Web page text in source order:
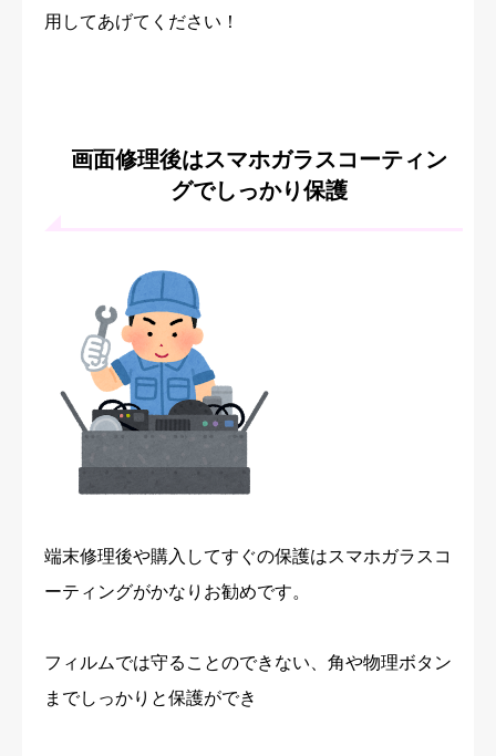
用してあげてください！
画面修理後はスマホガラスコーティン
グでしっかり保護
端末修理後や購入してすぐの保護はスマホガラスコ
ーティングがかなりお勧めです。
フィルムでは守ることのできない、角や物理ボタン
までしっかりと保護ができ